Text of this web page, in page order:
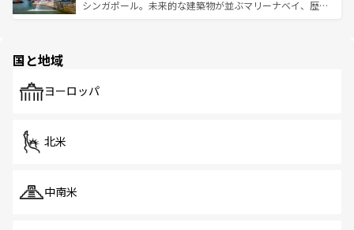
た文化、そして多様な観光資源が、訪れる旅人を魅了し続
うな絶景から文化的な体験まで、香港を存分に楽しみ尽く
シンガポール。未来的な建築物が並ぶマリーナベイ、歴史
で、ホーカーズは地元の風情を楽しめる外せないスポット
国と地域
ヨーロッパ
北米
中南米